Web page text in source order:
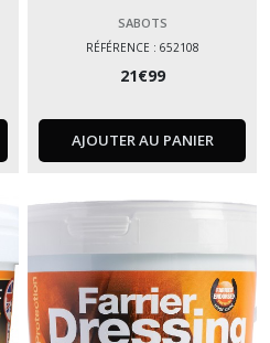
SABOTS
RÉFÉRENCE : 652108
21€99
AJOUTER AU PANIER